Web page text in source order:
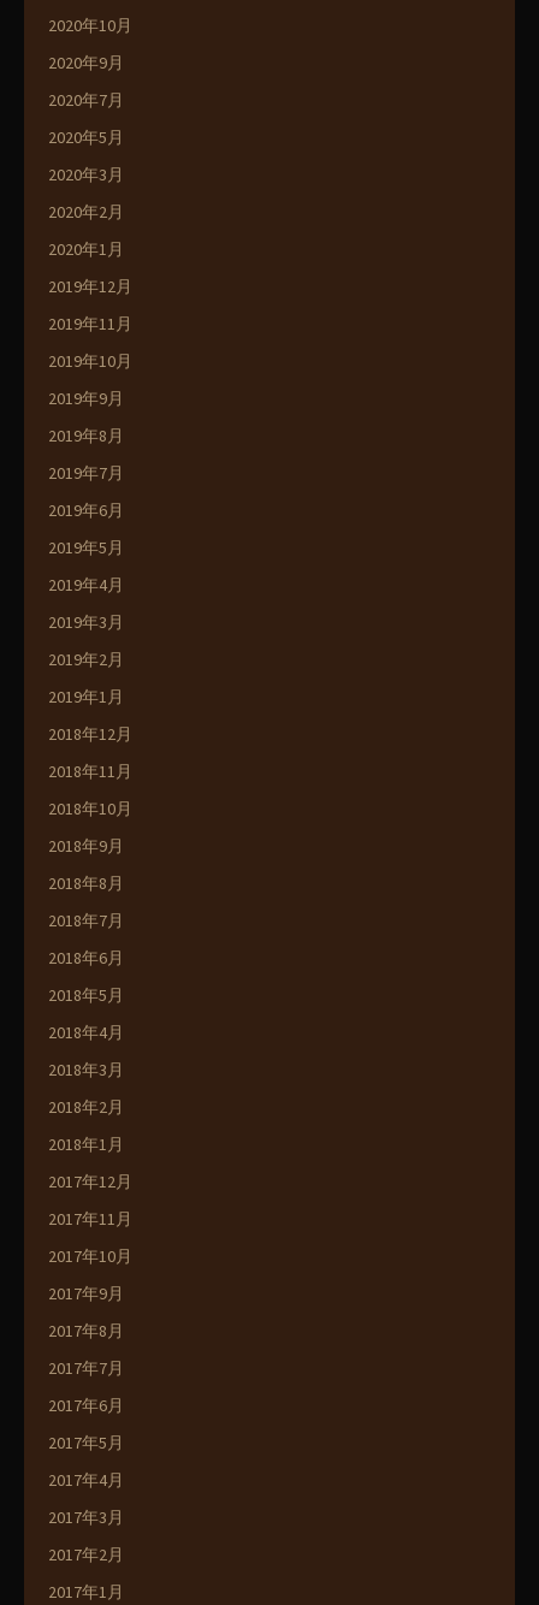
2020年10月
2020年9月
2020年7月
2020年5月
2020年3月
2020年2月
2020年1月
2019年12月
2019年11月
2019年10月
2019年9月
2019年8月
2019年7月
2019年6月
2019年5月
2019年4月
2019年3月
2019年2月
2019年1月
2018年12月
2018年11月
2018年10月
2018年9月
2018年8月
2018年7月
2018年6月
2018年5月
2018年4月
2018年3月
2018年2月
2018年1月
2017年12月
2017年11月
2017年10月
2017年9月
2017年8月
2017年7月
2017年6月
2017年5月
2017年4月
2017年3月
2017年2月
2017年1月